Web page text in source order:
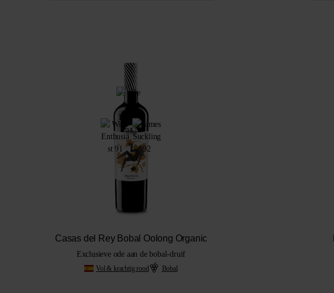
Casas del Rey Bobal Oolong Organic
Exclusieve ode aan de bobal-druif
Vol & krachtig rood Bobal